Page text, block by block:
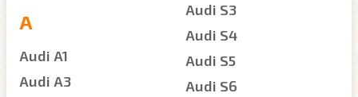
A
Audi A1
Audi A3
Audi S3
Audi S4
Audi S5
Audi S6